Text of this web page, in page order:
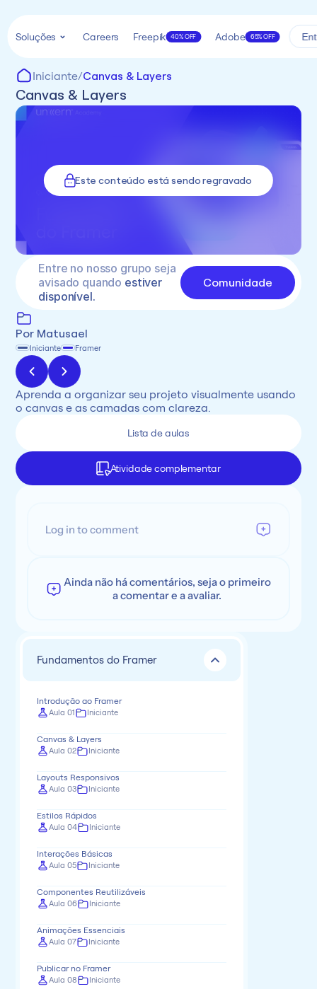
Iniciante/Canvas & Layers
Canvas & Layers
Este conteúdo está sendo regravado
Entre no nosso grupo seja
avisado quando estiver
disponível.
Comunidade
Por Matusael
Iniciante Framer
Aprenda a organizar seu projeto visualmente usando
o canvas e as camadas com clareza.
Atividade complementar
Lista de aulas
Log in to comment
Ainda não há comentários, seja o primeiro
a comentar e a avaliar.
Fundamentos do Framer
Introdução ao Framer
Aula 01 Iniciante
Canvas & Layers
Aula 02 Iniciante
Layouts Responsivos
Aula 03 Iniciante
Estilos Rápidos
Aula 04 Iniciante
Interações Básicas
Aula 05 Iniciante
Componentes Reutilizáveis
Aula 06 Iniciante
Animações Essenciais
Aula 07 Iniciante
Publicar no Framer
Aula 08 Iniciante
Soluções Careers Freepik 40% OFF Adobe 65% OFF